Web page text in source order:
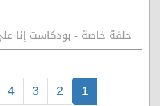
حلقة خاصة - بودكاست إنا
1
2
3
4